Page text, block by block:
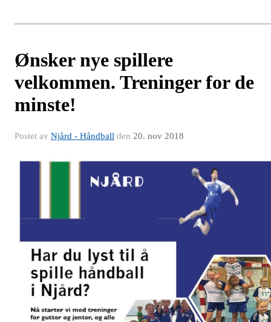
Ønsker nye spillere
velkommen. Treninger for de
minste!
Postet av Njård - Håndball den 20. nov 2018